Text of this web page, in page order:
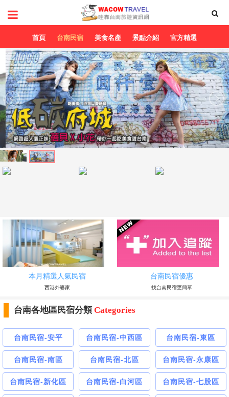
首頁 台南民宿 美食名產 景點介紹 官方精選
本月精選人氣民宿
西港外婆家
台南民宿優惠
找台南民宿更簡單
台南各地區民宿分類Categories
台南民宿-安平 台南民宿-中西區 台南民宿-東區
台南民宿-南區 台南民宿-北區 台南民宿-永康區
台南民宿-新化區 台南民宿-白河區 台南民宿-七股區